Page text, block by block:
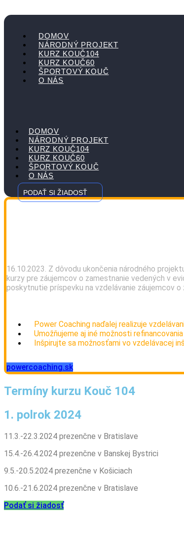
DOMOV
NÁRODNÝ PROJEKT
KURZ KOUČ104
KURZ KOUČ60
ŠPORTOVÝ KOUČ
O NÁS
DOMOV
NÁRODNÝ PROJEKT
KURZ KOUČ104
KURZ KOUČ60
ŠPORTOVÝ KOUČ
O NÁS
PODAŤ SI ŽIADOSŤ
16.10.2023. Z dôvodu ukončenia národného
kurzy pre záujemcov o zamestnanie vedených v
poskytnutie príspevku na vzdelávanie záujemcov o
Power Coaching naďalej realizuje
Umožňujeme aj iné možnosti
Inšpirujte sa možnosťami vo vzdelávacej
powercoaching.sk
Termíny kurzu Kouč 104
1. polrok 2024
11.3.-22.3.2024 prezenčne v Bratislave
15.4.-26.4.2024 prezenčne v Banskej Bystrici
9.5.-20.5.2024 prezenčne v Košiciach
10.6.-21.6.2024 prezenčne v Bratislave
Podať si žiadosť